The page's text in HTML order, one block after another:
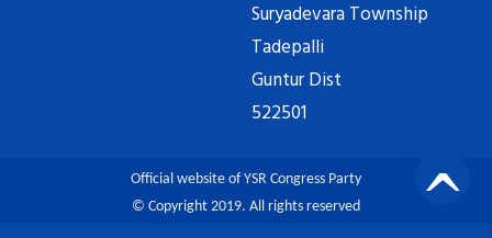
Suryadevara Township
Tadepalli
Guntur Dist
522501
Official website of YSR Congress Party
© Copyright 2019. All rights reserved